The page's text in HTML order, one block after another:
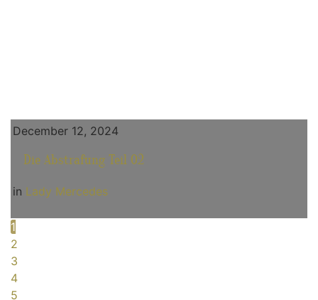
December 12, 2024
Die Abstrafung Teil 02
in Lady Mercedes
1
2
3
4
5